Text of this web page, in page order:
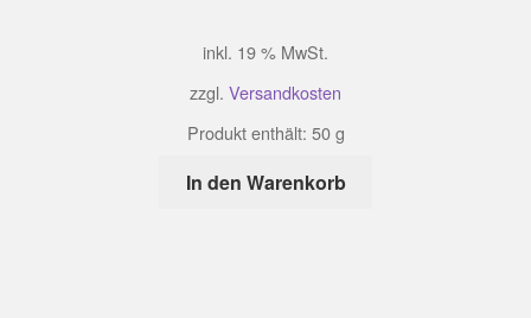
inkl. 19 % MwSt.
zzgl. Versandkosten
Produkt enthält: 50g
In den Warenkorb